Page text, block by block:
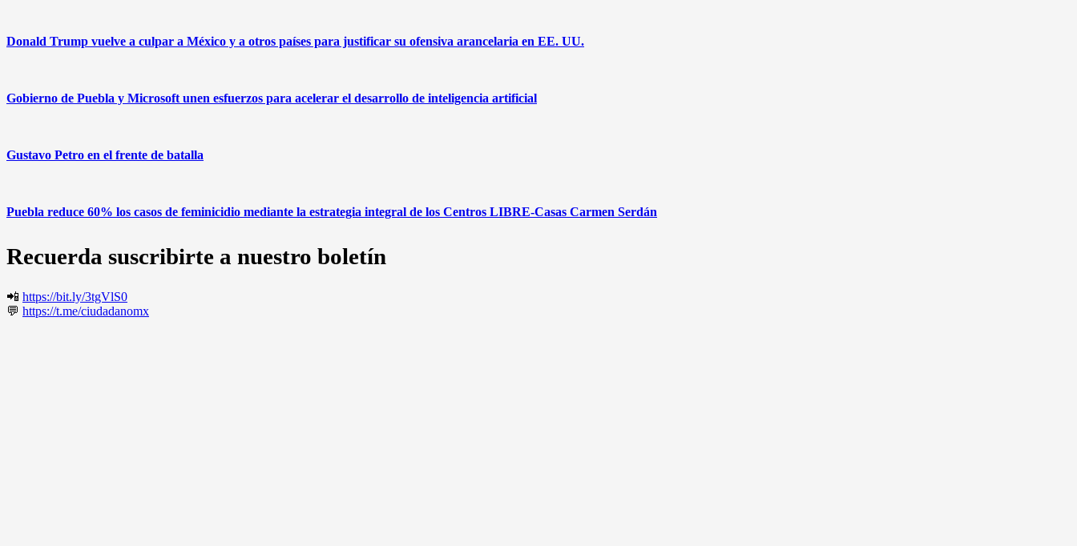
Donald Trump vuelve a culpar a México y a otros países para justificar su ofensiva arancelaria en EE. UU.
Gobierno de Puebla y Microsoft unen esfuerzos para acelerar el desarrollo de inteligencia artificial
Gustavo Petro en el frente de batalla
Puebla reduce 60% los casos de feminicidio mediante la estrategia integral de los Centros LIBRE-Casas Carmen Serdán
Recuerda suscribirte a nuestro boletín
📲 https://bit.ly/3tgVlS0
💬 https://t.me/ciudadanomx